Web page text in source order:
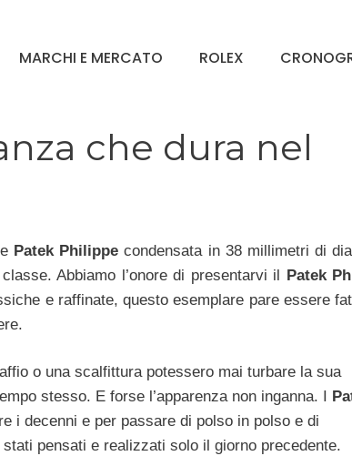
MARCHI E MERCATO ROLEX
che dura nel
Patek Philippe condensata in 38 millimetri di
Abbiamo l’onore di presentarvi il Patek
e raffinate, questo esemplare pare essere
o una scalfittura potessero mai turbare la sua
stesso. E forse l’apparenza non inganna. I
i decenni e per passare di polso in polso e di
pensati e realizzati solo il giorno precedente.